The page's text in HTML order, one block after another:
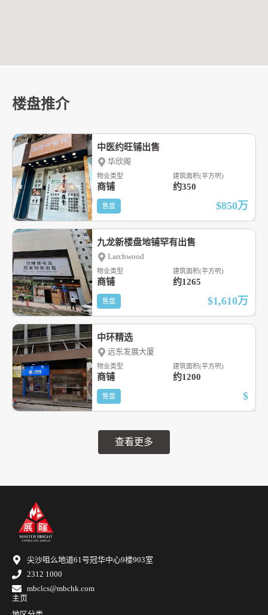
楼盘推介
查看更多
中医约旺铺出售
华欣阁
物业类型
商铺
建筑面积(平方呎)
约350
售盘 $850万
九龙新楼盘地铺罕有出售
Larchwood
物业类型
商铺
建筑面积(平方呎)
约1265
售盘 $1,610万
中环精选
远东发展大厦
物业类型
商铺
建筑面积(平方呎)
约1200
售盘 $
尖沙咀么地道61号冠华中心9楼903室
2312 1000
mbclcs@mbchk.com
主页